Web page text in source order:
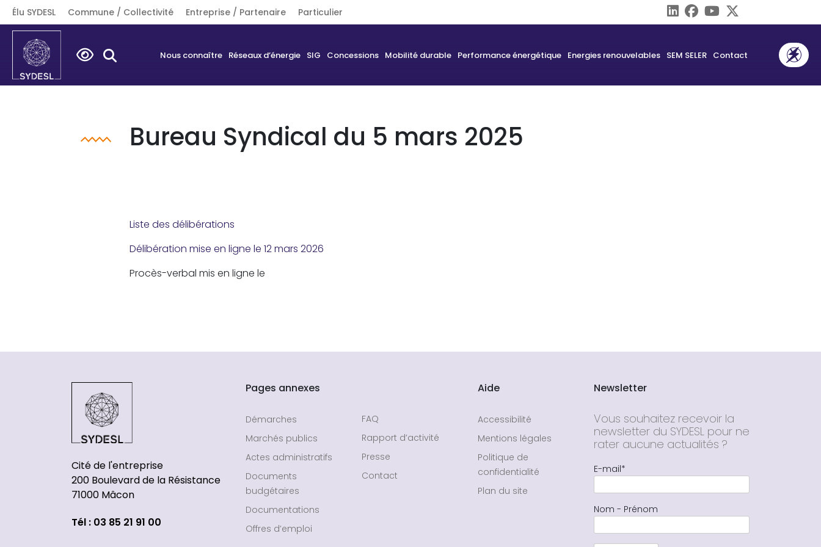
Élu SYDESL Commune / Collectivité Entreprise / Partenaire Particulier
Search
for:
Nous connaître Réseaux d’énergie SIG Concessions Mobilité durable Performance énergétique Energies renouvelables SEM SELER Contact
Bureau Syndical du 5 mars 2025
Liste des délibérations
Délibération mise en ligne le 12 mars 2026
Procès-verbal mis en ligne le
Cité de l'entreprise
200 Boulevard de la Résistance
71000 Mâcon
Tél : 03 85 21 91 00
Pages annexes
Démarches
Marchés publics
Actes administratifs
Documents
budgétaires
Documentations
Offres d’emploi
FAQ
Rapport d’activité
Presse
Contact
Aide
Accessibilité
Mentions légales
Politique de
confidentialité
Plan du site
Newsletter
Vous souhaitez recevoir la
newsletter du SYDESL pour ne
rater aucune actualités ?
E-mail*
Nom - Prénom